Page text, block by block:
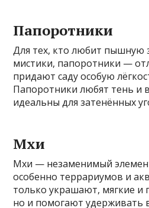
Папоротники
Для тех, кто любит пышную
мистики, папоротники —
придают саду особую
Папоротники любят тень и
идеальны для затенённых
Мхи
Мхи — незаменимый
особенно террариумов и
только украшают, мягкие и
но и помогают удерживать